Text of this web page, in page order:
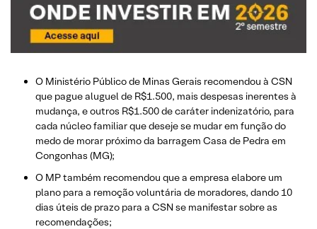
O Ministério Público de Minas Gerais recomendou à CSN
que pague aluguel de R$1.500, mais despesas inerentes à
mudança, e outros R$1.500 de caráter indenizatório, para
cada núcleo familiar que deseje se mudar em função do
medo de morar próximo da barragem Casa de Pedra em
Congonhas (MG);
O MP também recomendou que a empresa elabore um
plano para a remoção voluntária de moradores, dando 10
dias úteis de prazo para a CSN se manifestar sobre as
recomendações;